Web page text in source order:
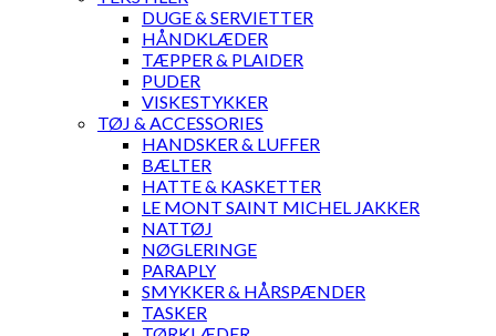
DUGE & SERVIETTER
HÅNDKLÆDER
TÆPPER & PLAIDER
PUDER
VISKESTYKKER
TØJ & ACCESSORIES
HANDSKER & LUFFER
BÆLTER
HATTE & KASKETTER
LE MONT SAINT MICHEL JAKKER
NATTØJ
NØGLERINGE
PARAPLY
SMYKKER & HÅRSPÆNDER
TASKER